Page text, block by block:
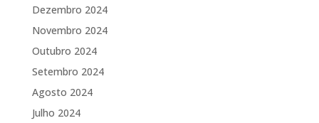
Dezembro 2024
Novembro 2024
Outubro 2024
Setembro 2024
Agosto 2024
Julho 2024